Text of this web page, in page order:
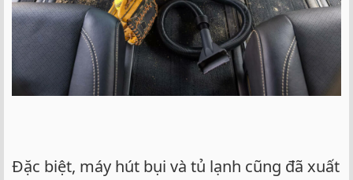
Đặc biệt, máy hút bụi và tủ lạnh cũng đã xuất